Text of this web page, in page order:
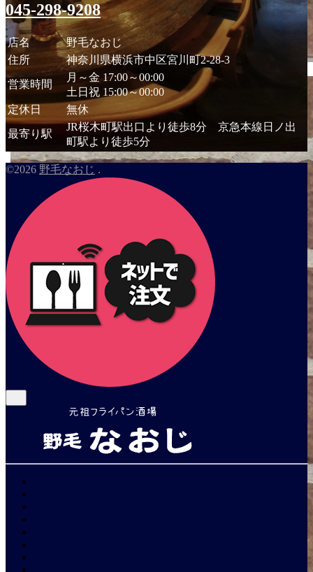
045-298-9208
店名
野毛なおじ
住所
神奈川県横浜市中区宮川町2-28-3
営業時間
月～金 17:00～00:00
土日祝 15:00～00:00
定休日
無休
最寄り駅
JR桜木町駅出口より徒歩8分 京急本線日ノ出
町駅より徒歩5分
©2026 野毛なおじ .